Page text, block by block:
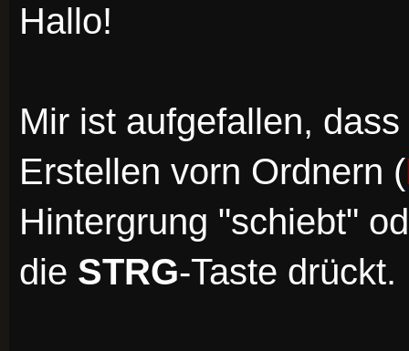
Hallo!
Mir ist aufgefallen,
Erstellen vorn Ordnern (
Hintergrung "schiebt"
die STRG-Taste drückt.